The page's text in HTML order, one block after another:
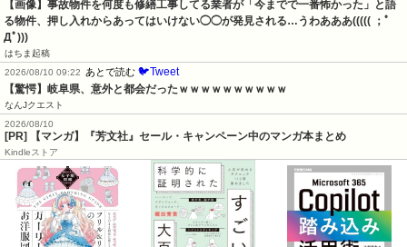
【画像】事故物件を何度も修繕工事してる業者が「今までで一番怖かった」と語
る物件、押し入れからあってはいけない◯◯が発見される…うわあああ((((( ；ﾟ
Дﾟ)))
はちま起稿
2026/08/10 09:22
あとで読む 🐦Tweet
【驚愕】岐阜県、意外と都会だったｗｗｗｗｗｗｗｗｗｗ
なんJクエスト
2026/08/10
[PR] 【マンガ】『芳文社』セール・キャンペーン中のマンガ本まとめ
Kindleストア